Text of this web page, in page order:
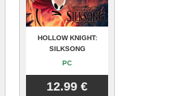
HOLLOW KNIGHT:
SILKSONG
PC
12.99 €